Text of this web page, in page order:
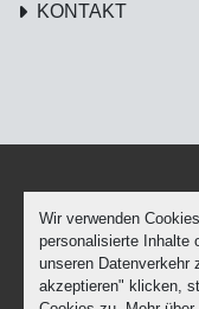
Wir verwenden
personalisierte Inhalte
unseren Datenverkehr
akzeptieren" klicken,
KONTAKT
Machinio